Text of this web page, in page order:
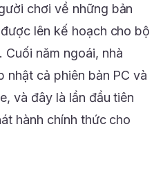
chơi về những bản
lên kế hoạch cho bộ
Cuối năm ngoái, nhà
nhật cả phiên bản PC và
và đây là lần đầu tiên
hành chính thức cho